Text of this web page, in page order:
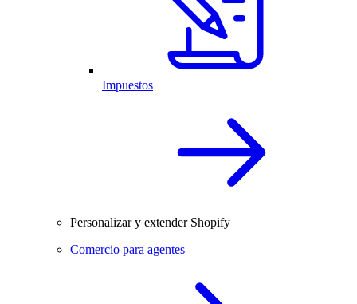
Impuestos
Personalizar y extender Shopify
Comercio para agentes